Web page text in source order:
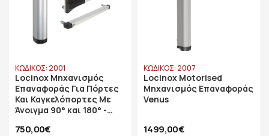
ΚΩΔΙΚΟΣ: 2001
Locinox Μηχανισμός
Επαναφοράς Για Πόρτες
Και Καγκελόπορτες Με
Άνοιγμα 90° και 180° -
750,00€
ΚΩΔΙΚΟΣ: 2007
Locinox Motorised
Μηχανισμός Επαναφοράς
Venus
1499,00€